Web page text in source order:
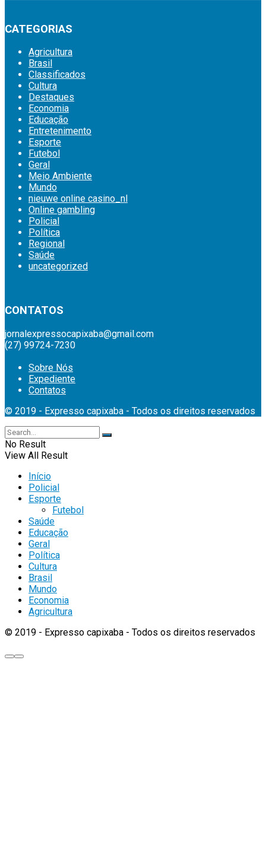
CATEGORIAS
Agricultura
Brasil
Classificados
Cultura
Destaques
Economia
Educação
Entretenimento
Esporte
Futebol
Geral
Meio Ambiente
Mundo
nieuwe online casino_nl
Online gambling
Policial
Política
Regional
Saúde
uncategorized
CONTATOS
jornalexpressocapixaba@gmail.com
(27) 99724-7230
Sobre Nós
Expediente
Contatos
© 2019 - Expresso capixaba - Todos os direitos reservados
No Result
View All Result
Início
Policial
Esporte
Futebol
Saúde
Educação
Geral
Política
Cultura
Brasil
Mundo
Economia
Agricultura
© 2019 - Expresso capixaba - Todos os direitos reservados